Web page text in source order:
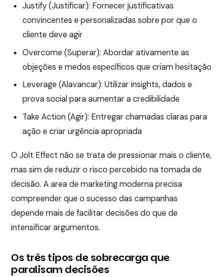
Justify (Justificar): Fornecer justificativas
convincentes e personalizadas sobre por que o
cliente deve agir
Overcome (Superar): Abordar ativamente as
objeções e medos específicos que criam hesitação
Leverage (Alavancar): Utilizar insights, dados e
prova social para aumentar a credibilidade
Take Action (Agir): Entregar chamadas claras para
ação e criar urgência apropriada
O Jolt Effect não se trata de pressionar mais o cliente,
mas sim de reduzir o risco percebido na tomada de
decisão. A area de marketing moderna precisa
compreender que o sucesso das campanhas
depende mais de facilitar decisões do que de
intensificar argumentos.
Os três tipos de sobrecarga que
paralisam decisões